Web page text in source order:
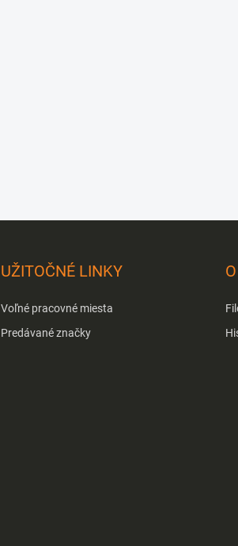
UŽITOČNÉ LINKY
Voľné pracovné miesta
Predávané značky